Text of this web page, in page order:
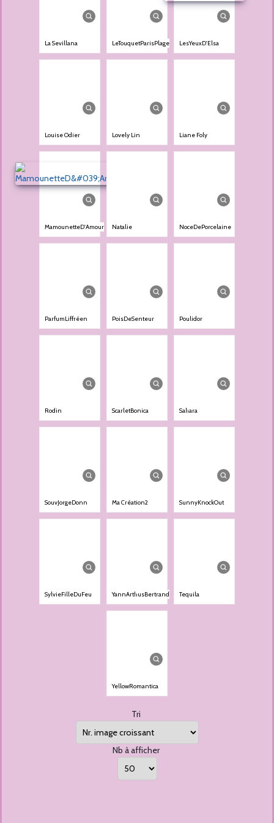
La Sevillana LeTouquetParisPlage LesYeuxD'Elsa
Louise Odier Lovely Lin Liane Foly
MamounetteD'Amour Natalie NoceDePorcelaine
ParfumLiffréen PoisDeSenteur Poulidor
Rodin ScarletBonica Sahara
SouvJorgeDonn Ma Création2 SunnyKnockOut
SylvieFilleDuFeu YannArthusBertrand Tequila
YellowRomantica
Tri
Nb à afficher